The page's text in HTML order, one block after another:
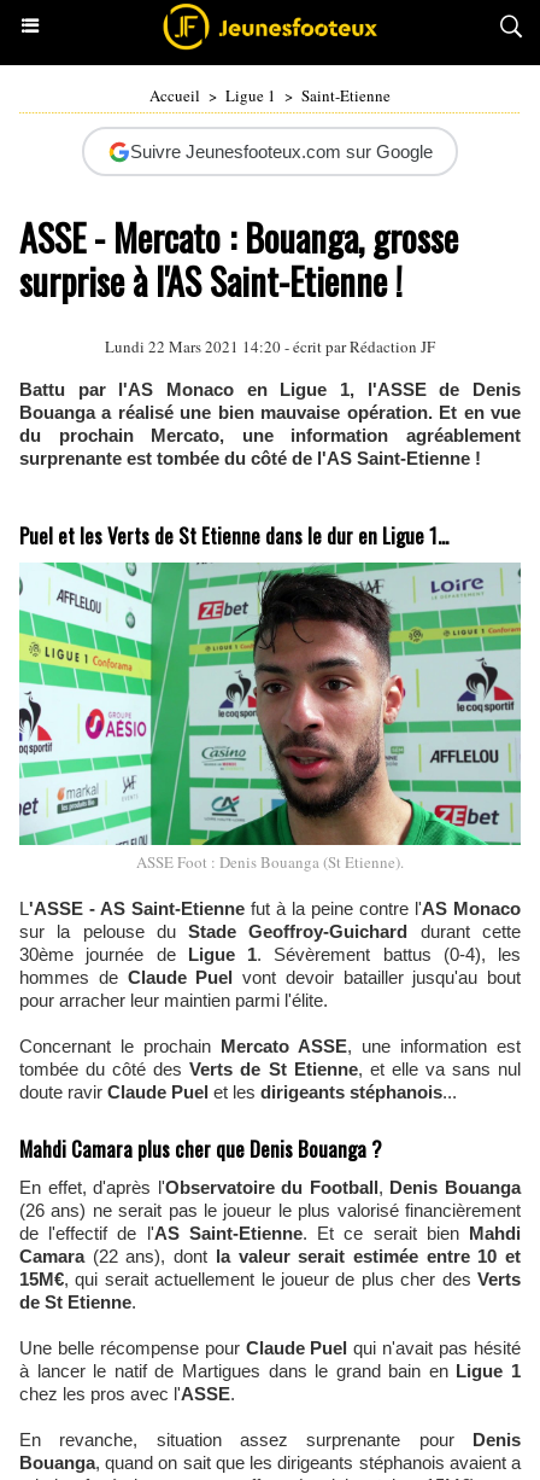
Accueil > Ligue 1 > Saint-Etienne
Suivre Jeunesfooteux.com sur Google
ASSE - Mercato : Bouanga, grosse
surprise à l'AS Saint-Etienne !
Lundi 22 Mars 2021 14:20 - écrit par Rédaction JF
Battu par l'AS Monaco en Ligue 1, l'ASSE de Denis
Bouanga a réalisé une bien mauvaise opération. Et en vue
du prochain Mercato, une information agréablement
surprenante est tombée du côté de l'AS Saint-Etienne !
Puel et les Verts de St Etienne dans le dur en Ligue 1...
ASSE Foot : Denis Bouanga (St Etienne).
L'ASSE - AS Saint-Etienne fut à la peine contre l'AS Monaco
sur la pelouse duStade Geoffroy-Guichard durant cette
30ème journée de Ligue 1. Sévèrement battus (0-4), les
hommes de Claude Puel vont devoir batailler jusqu'au bout
pour arracher leur maintien parmi l'élite.
Concernant le prochain Mercato ASSE, une information est
tombée du côté desVerts de St Etienne, et elle va sans nul
doute ravir Claude Puel et les dirigeants stéphanois...
Mahdi Camara plus cher que Denis Bouanga ?
En effet, d'après l'Observatoire du Football, Denis Bouanga
(26 ans) ne serait pas le joueur le plus valorisé financièrement
de l'effectif de l'AS Saint-Etienne. Et ce serait bien Mahdi
Camara(22 ans), dont la valeur serait estimée entre 10 et
15M€, qui serait actuellement le joueur de plus cher des Verts
de St Etienne.
Une belle récompense pour Claude Puel qui n'avait pas hésité
à lancer le natif de Martigues dans le grand bain en Ligue 1
chez les pros avec l'ASSE.
En revanche, situation assez surprenante pour Denis
Bouanga, quand on sait que les dirigeants stéphanois avaient a